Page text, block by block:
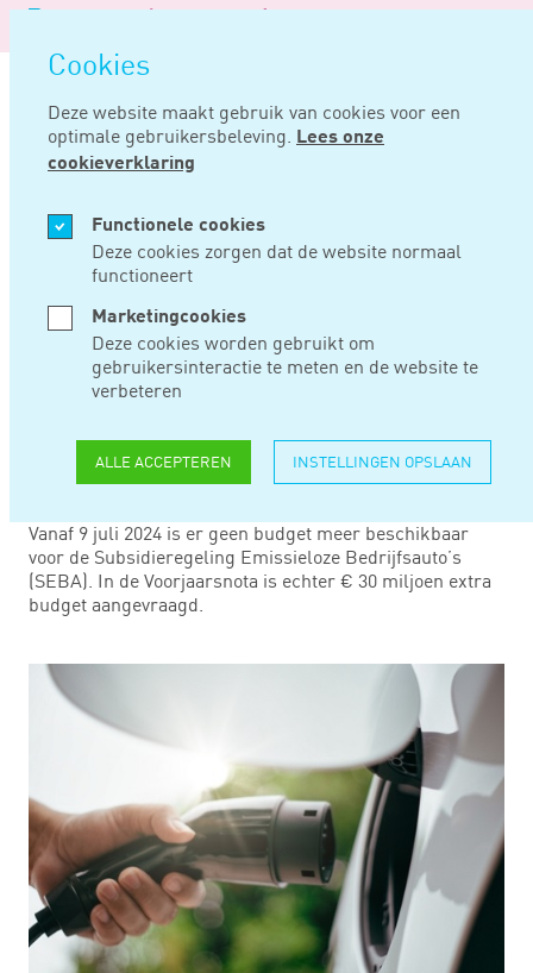
overslaan
Cookies
Deze website maakt gebruik van cookies voor een
optimale gebruikersbeleving. Lees onze
cookieverklaring
Functionele cookies
Deze cookies zorgen dat de website normaal
functioneert
Marketingcookies
Deze cookies worden gebruikt om
gebruikersinteractie te meten en de website te
verbeteren
ALLE ACCEPTEREN INSTELLINGEN OPSLAAN
Logo
Noord
Negentig
Home Nieuws
JUL 11, 2024
SEBA-BUDGET NU
UITGEPUT MAAR
MOGELIJK
VERHOGING BUDGET
Vanaf 9 juli 2024 is er geen budget meer beschikbaar
voor de Subsidieregeling Emissieloze Bedrijfsauto’s
(SEBA). In de Voorjaarsnota is echter € 30 miljoen extra
budget aangevraagd.